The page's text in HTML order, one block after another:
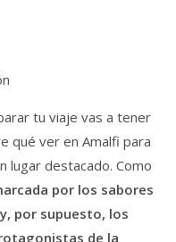
tu viaje vas a tener
qué ver en Amalfi para
lugar destacado. Como
por los sabores
por supuesto, los
de la